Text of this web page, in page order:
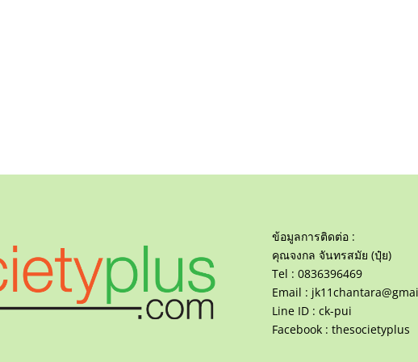
ข้อมูลการติดต่อ :
คุณจงกล จันทรสมัย (ปุ๋ย)
Tel : 0836396469
Email :
Line ID : ck-pui
Facebook : thesocietyplus